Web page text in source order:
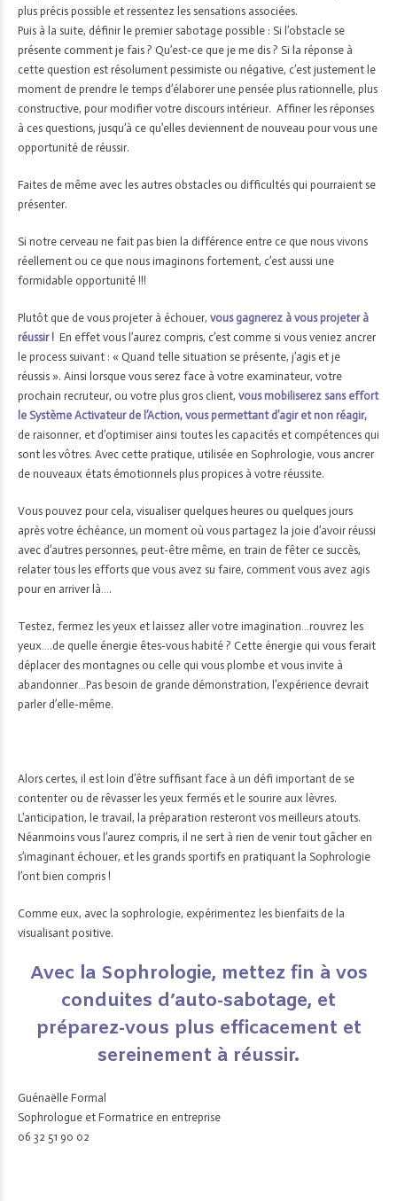
plus précis possible et ressentez les sensations associées.
Puis à la suite, définir le premier sabotage possible : Si l’obstacle se
présente comment je fais ? Qu’est-ce que je me dis ? Si la réponse à
cette question est résolument pessimiste ou négative, c’est justement le
moment de prendre le temps d’élaborer une pensée plus rationnelle, plus
constructive, pour modifier votre discours intérieur. Affiner les réponses
à ces questions, jusqu’à ce qu’elles deviennent de nouveau pour vous une
opportunité de réussir.
Faites de même avec les autres obstacles ou difficultés qui pourraient se
présenter.
Si notre cerveau ne fait pas bien la différence entre ce que nous vivons
réellement ou ce que nous imaginons fortement, c’est aussi une
formidable opportunité !!!
Plutôt que de vous projeter à échouer, vous gagnerez à vous projeter à
réussir ! En effet vous l’aurez compris, c’est comme si vous veniez ancrer
le process suivant : « Quand telle situation se présente, j’agis et je
réussis ». Ainsi lorsque vous serez face à votre examinateur, votre
prochain recruteur, ou votre plus gros client, vous mobiliserez sans effort
le Système Activateur de l’Action, vous permettant d’agir et non réagir,
de raisonner, et d’optimiser ainsi toutes les capacités et compétences qui
sont les vôtres. Avec cette pratique, utilisée en Sophrologie, vous ancrer
de nouveaux états émotionnels plus propices à votre réussite.
Vous pouvez pour cela, visualiser quelques heures ou quelques jours
après votre échéance, un moment où vous partagez la joie d’avoir réussi
avec d’autres personnes, peut-être même, en train de fêter ce succès,
relater tous les efforts que vous avez su faire, comment vous avez agis
pour en arriver là….
Testez, fermez les yeux et laissez aller votre imagination…rouvrez les
yeux….de quelle énergie êtes-vous habité ? Cette énergie qui vous ferait
déplacer des montagnes ou celle qui vous plombe et vous invite à
abandonner…Pas besoin de grande démonstration, l’expérience devrait
parler d’elle-même.
Alors certes, il est loin d’être suffisant face à un défi important de se
contenter ou de rêvasser les yeux fermés et le sourire aux lèvres.
L’anticipation, le travail, la préparation resteront vos meilleurs atouts.
Néanmoins vous l’aurez compris, il ne sert à rien de venir tout gâcher en
s’imaginant échouer, et les grands sportifs en pratiquant la Sophrologie
l’ont bien compris !
Comme eux, avec la sophrologie, expérimentez les bienfaits de la
visualisant positive.
Avec la Sophrologie, mettez fin à vos
conduites d’auto-sabotage, et
préparez-vous plus efficacement et
sereinement à réussir.
Guénaëlle Formal
Sophrologue et Formatrice en entreprise
06 32 51 90 02